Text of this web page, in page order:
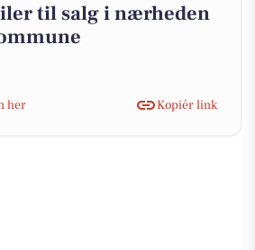
til salg i nærheden
her
Kopiér link